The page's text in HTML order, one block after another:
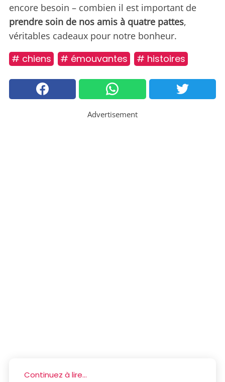
encore besoin – combien il est important de
prendre soin de nos amis à quatre pattes,
véritables cadeaux pour notre bonheur.
# chiens # émouvantes # histoires
Advertisement
Continuez à lire...